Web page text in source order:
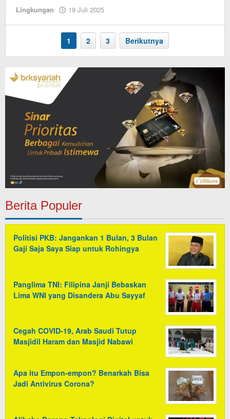
Lingkungan 19 Juli 2025
1 2 3 Berikutnya
Berita Populer
Politisi PKB: Jangankan 1 Bulan, 3 Bulan
Gaji Saja Saya Siap untuk Rohingya
Panglima TNI: Filipina Janji Bebaskan
Lima WNI yang Disandera Abu Sayyaf
Cegah COVID-19, Arab Saudi Tutup
Masjidil Haram dan Masjid Nabawi
Apa itu Empon-empon? Benarkah Bisa
Jadi Antivirus Corona?